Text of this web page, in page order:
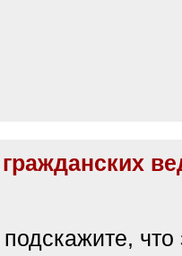
1904 г., фото В.